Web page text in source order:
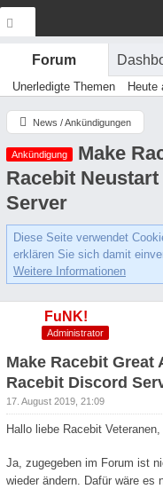
Forum
Unerledigte Themen Heute
News / Ankündigungen
Ankündigung
Make
Racebit
Server
Diese Seite verwendet
erklären Sie sich damit
Weitere Informationen
FuNK!
Administrator
Make Racebit Great
Racebit Discord
17. August 2019, 21:09
Hallo liebe Racebit
Ja, zugegeben im Forum ist
wieder ändern. Dafür wäre es